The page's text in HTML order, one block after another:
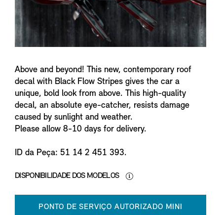
Above and beyond! This new, contemporary roof
decal with Black Flow Stripes gives the car a
unique, bold look from above. This high-quality
decal, an absolute eye-catcher, resists damage
caused by sunlight and weather.
Please allow 8-10 days for delivery.
ID da Peça: 51 14 2 451 393.
DISPONIBILIDADE DOS MODELOS
PONTO DE SERVIÇO AUTORIZADO MINI